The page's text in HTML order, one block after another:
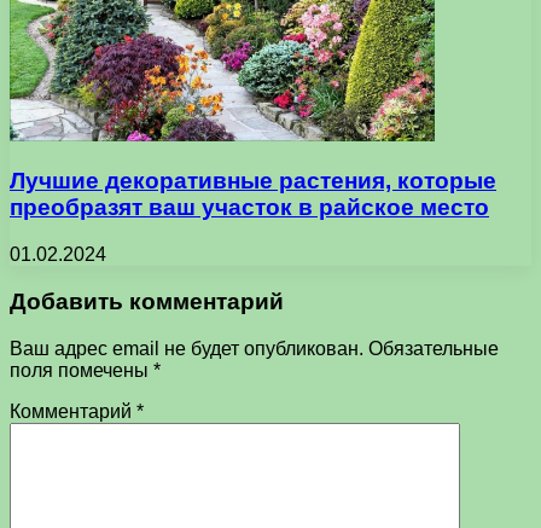
Лучшие декоративные растения, которые
преобразят ваш участок в райское место
01.02.2024
Добавить комментарий
Ваш адрес email не будет опубликован. Обязательные
поля помечены *
Комментарий *